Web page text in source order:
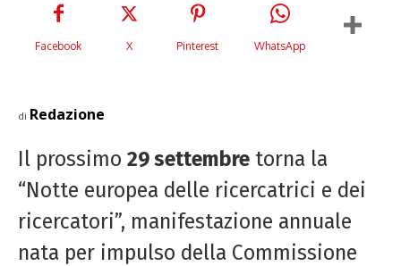
Facebook X Pinterest WhatsApp
di Redazione
Il prossimo 29 settembre torna la
“Notte europea delle ricercatrici e dei
ricercatori”, manifestazione annuale
nata per impulso della Commissione